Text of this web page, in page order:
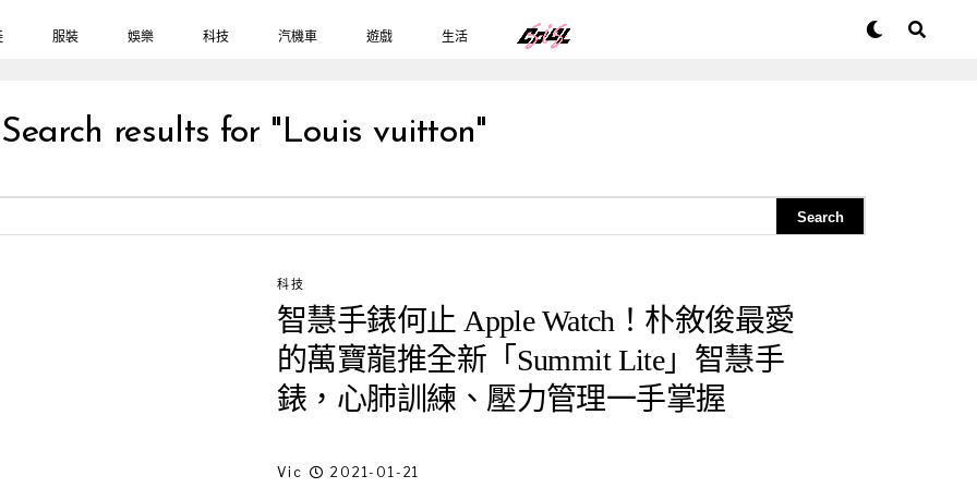
服裝 娛樂 科技 汽機車 遊戲 生活
Search results for "Louis vuitton"
科技
智慧手錶何止 Apple Watch！朴敘俊最愛
的萬寶龍推全新「Summit Lite」智慧手
錶，心肺訓練、壓力管理一手掌握
Vic 2021-01-21